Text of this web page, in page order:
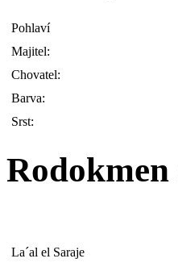
Pohlaví
Majitel:
Chovatel:
Barva:
Srst:
La´al el Saraje